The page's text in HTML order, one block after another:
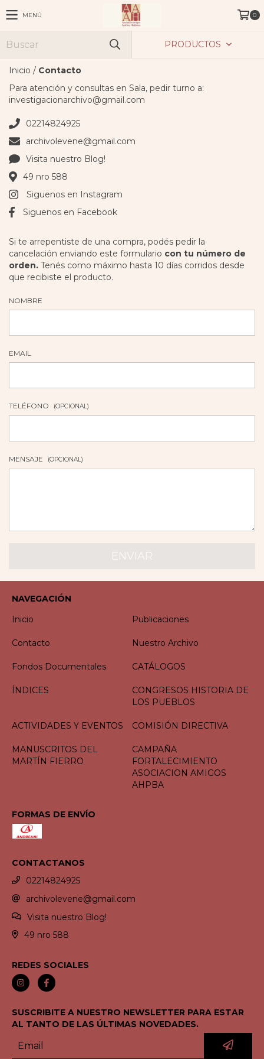
MENÚ 0
PRODUCTOS
Inicio / Contacto
Para atención y consultas en Sala, pedir turno a:
investigacionarchivo@gmail.com
02214824925
archivolevene@gmail.com
Visita nuestro Blog!
49 nro 588
Siguenos en Instagram
Siguenos en Facebook
Si te arrepentiste de una compra, podés pedir la
cancelación enviando este formulario con tu número de
orden. Tenés como máximo hasta 10 días corridos desde
que recibiste el producto.
NOMBRE
EMAIL
TELÉFONO (OPCIONAL)
MENSAJE (OPCIONAL)
NAVEGACIÓN
Inicio
Publicaciones
Contacto Nuestro Archivo
Fondos Documentales CATÁLOGOS
ÍNDICES
CONGRESOS HISTORIA DE
LOS PUEBLOS
ACTIVIDADES Y EVENTOS COMISIÓN DIRECTIVA
MANUSCRITOS DEL
MARTÍN FIERRO
CAMPAÑA
FORTALECIMIENTO
ASOCIACION AMIGOS
AHPBA
FORMAS DE ENVÍO
CONTACTANOS
02214824925
archivolevene@gmail.com
Visita nuestro Blog!
49 nro 588
REDES SOCIALES
SUSCRIBITE A NUESTRO NEWSLETTER PARA ESTAR
AL TANTO DE LAS ÚLTIMAS NOVEDADES.